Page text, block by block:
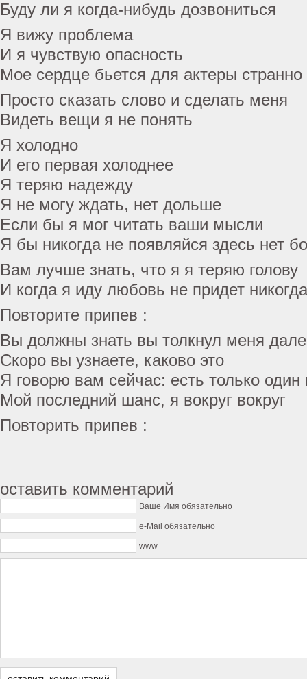
Буду ли я когда-нибудь дозвониться
Я вижу проблема
И я чувствую опасность
Мое сердце бьется для актеры странно
Просто сказать слово и сделать меня
Видеть вещи я не понять
Я холодно
И его первая холоднее
Я теряю надежду
Я не могу ждать, нет дольше
Если бы я мог читать ваши мысли
Я бы никогда не появляйся здесь нет
Вам лучше знать, что я я теряю голову
И когда я иду любовь не придет
Повторите припев :
Вы должны знать вы толкнул меня
Скоро вы узнаете, каково это
Я говорю вам сейчас: есть только один
Мой последний шанс, я вокруг вокруг
Повторить припев :
оставить комментарий
Ваше Имя обязательно
e-Mail обязательно
www